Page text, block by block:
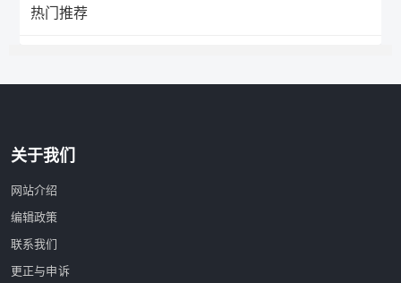
热门推荐
关于我们
网站介绍
编辑政策
联系我们
更正与申诉